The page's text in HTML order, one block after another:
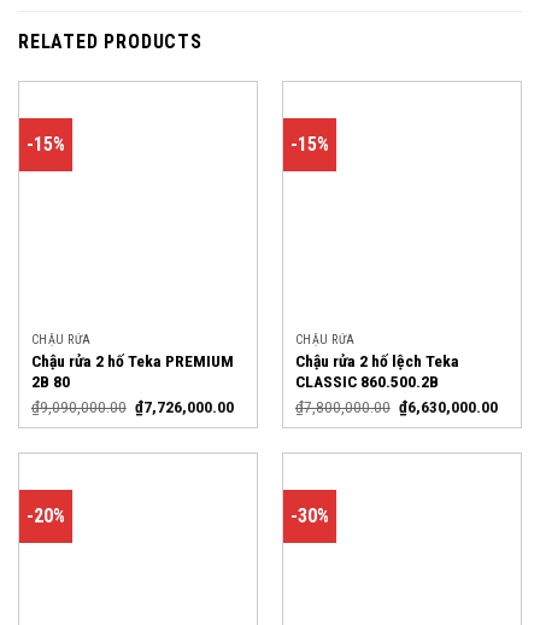
RELATED PRODUCTS
-15%
CHẬU RỬA
Chậu rửa 2 hố Teka PREMIUM
2B 80
₫9,090,000.00 ₫7,726,000.00
-15%
CHẬU RỬA
Chậu rửa 2 hố lệch Teka
CLASSIC 860.500.2B
₫7,800,000.00 ₫6,630,000.00
-20% -30%